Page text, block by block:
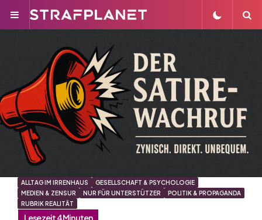
Menu
ALLTAG IM IRRENHAUS
GESELLSCHAFT & PSYCHOLOGIE
MEDIEN & ZENSUR
NUR FÜR UNTERSTÜTZER
POLITIK & PROPAGANDA
RUBRIK REALITÄT